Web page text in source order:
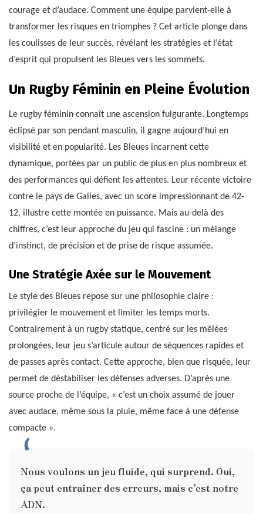
courage et d’audace. Comment une équipe parvient-elle à
transformer les risques en triomphes ? Cet article plonge dans
les coulisses de leur succès, révélant les stratégies et l’état
d’esprit qui propulsent les Bleues vers les sommets.
Un Rugby Féminin en Pleine Évolution
Le rugby féminin connaît une ascension fulgurante. Longtemps
éclipsé par son pendant masculin, il gagne aujourd’hui en
visibilité et en popularité. Les Bleues incarnent cette
dynamique, portées par un public de plus en plus nombreux et
des performances qui défient les attentes. Leur récente victoire
contre le pays de Galles, avec un score impressionnant de 42-
12, illustre cette montée en puissance. Mais au-delà des
chiffres, c’est leur approche du jeu qui fascine : un mélange
d’instinct, de précision et de prise de risque assumée.
Une Stratégie Axée sur le Mouvement
Le style des Bleues repose sur une philosophie claire :
privilégier le mouvement et limiter les temps morts.
Contrairement à un rugby statique, centré sur les mêlées
prolongées, leur jeu s’articule autour de séquences rapides et
de passes après contact. Cette approche, bien que risquée, leur
permet de déstabiliser les défenses adverses. D’après une
source proche de l’équipe, « c’est un choix assumé de jouer
avec audace, même sous la pluie, même face à une défense
compacte ».
Nous voulons un jeu fluide, qui surprend. Oui,
ça peut entraîner des erreurs, mais c’est notre
ADN.